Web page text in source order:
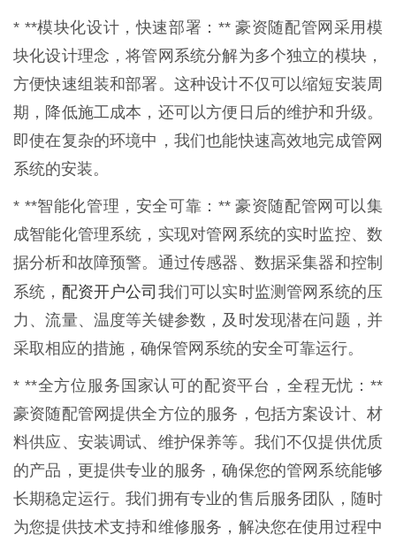
* **模块化设计，快速部署：** 豪资随配管网采用模
块化设计理念，将管网系统分解为多个独立的模块，
方便快速组装和部署。这种设计不仅可以缩短安装周
期，降低施工成本，还可以方便日后的维护和升级。
即使在复杂的环境中，我们也能快速高效地完成管网
系统的安装。
* **智能化管理，安全可靠：** 豪资随配管网可以集
成智能化管理系统，实现对管网系统的实时监控、数
据分析和故障预警。通过传感器、数据采集器和控制
系统， 配资开户公司 我们可以实时监测管网系统的压
力、流量、温度等关键参数，及时发现潜在问题，并
采取相应的措施，确保管网系统的安全可靠运行。
* **全方位服务国家认可的配资平台，全程无忧：**
豪资随配管网提供全方位的服务，包括方案设计、材
料供应、安装调试、维护保养等。我们不仅提供优质
的产品，更提供专业的服务，确保您的管网系统能够
长期稳定运行。我们拥有专业的售后服务团队，随时
为您提供技术支持和维修服务，解决您在使用过程中